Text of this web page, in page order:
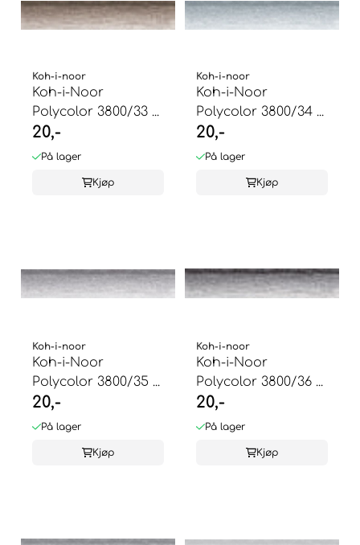
Koh-i-noor
Koh-i-Noor
Polycolor 3800/33 ...
20,-
På lager
Kjøp
Koh-i-noor
Koh-i-Noor
Polycolor 3800/34 ...
20,-
På lager
Kjøp
Koh-i-noor
Koh-i-Noor
Polycolor 3800/35 ...
20,-
På lager
Kjøp
Koh-i-noor
Koh-i-Noor
Polycolor 3800/36 ...
20,-
På lager
Kjøp